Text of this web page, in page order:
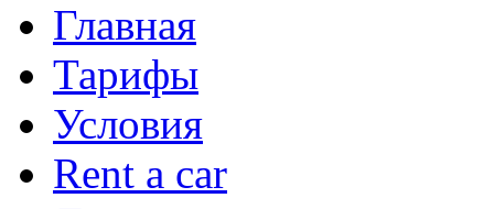
Главная
Тарифы
Условия
Rent a car